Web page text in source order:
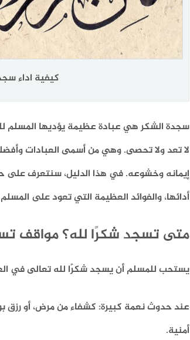
كيفية اداء
سجدة الشكر هي عبادة عظيمة يؤديها المسلم
لا تعد ولا تحصى. وهي من أسمى العبادات
إيمانه وخشوعه. في هذا الدليل، سنتعرف على
أدائها، والفوائد العظيمة التي تعود على
متى تسجد شكرًا لله؟ مواقف
يستحب للمسلم أن يسجد شكرًا لله تعالى في
عند حدوث نعمة كبيرة: كشفاء من مرض، أو رزق
أمنية.